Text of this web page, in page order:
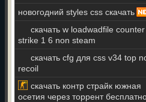
новогодний styles css скачать
скачать w loadwadfile counter
strike 1 6 non steam
скачать cfg для css v34 top
recoil
скачать контр страйк южная
осетия через торрент